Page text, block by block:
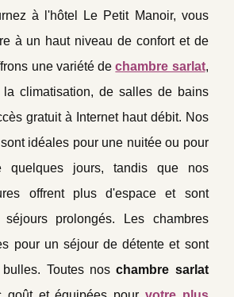
à l'hôtel Le Petit Manoir, vous
à un haut niveau de confort et de
une variété dechambre sarlat,
climatisation, de salles de bains
gratuit à Internet haut débit. Nos
idéales pour une nuitée ou pour
quelques jours, tandis que nos
offrent plus d'espace et sont
prolongés. Les chambres
pour un séjour de détente et sont
Toutes noschambre sarlat